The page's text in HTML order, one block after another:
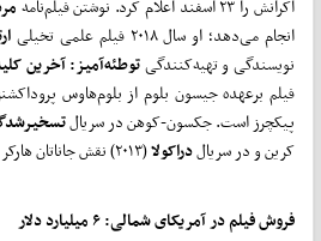
اکرانش را ۲۳ اسفند اعلام کرد. نوشتن فیلم‌نامه
انجام می‌­دهد؛ او سال ۲۰۱۸ فیلم علمی تخیلی
نویسندگی و تهیه‌­کنندگیتوطئه­‌آمیز: آخرین کلید
فیلم برعهده جیسون بلوم از بلوم‌­هاوس
پیکچرز است. جکسون-کوهن در سریال
کرین و در سریالدراکولا(۲۰۱۳) نقش جاناتان هارکر را بازی کرد.
فروش فیلم در آمریکای شمالی: ۶ میلیارد دلار